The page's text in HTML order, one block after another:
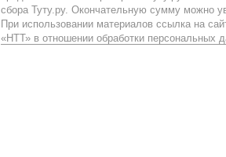
сбора Туту.ру. Окончательную сумму можно
При использовании материалов ссылка на
«НТТ» в отношении обработки персональных